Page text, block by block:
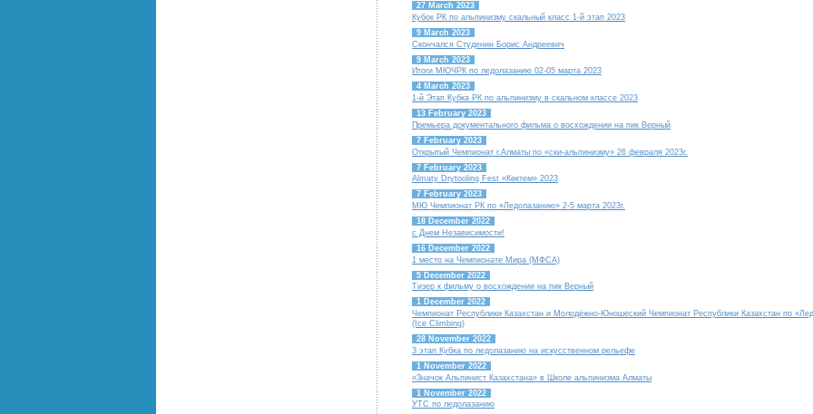
27 March 2023
Кубок РК по альпинизму скальный класс 1-й этап 2023
9 March 2023
Скончался Студенин Борис Андреевич
9 March 2023
Итоги МЮЧРК по ледолазанию 02-05 марта 2023
4 March 2023
1-й Этап Кубка РК по альпинизму в скальном классе 2023
13 February 2023
Премьера документального фильма о восхождении на пик Верный
7 February 2023
Открытый Чемпионат г.Алматы по «ски-альпинизму» 26 февраля 2023г.
7 February 2023
Almaty Drytooling Fest «Көктем» 2023
7 February 2023
МЮ Чемпионат РК по «Ледолазанию» 2-5 марта 2023г.
18 December 2022
с Днем Независимости!
16 December 2022
1 место на Чемпионате Мира (МФСА)
5 December 2022
Тизер к фильму о восхождении на пик Верный
1 December 2022
Чемпионат Республики Казахстан и Молодёжно-Юношеский Чемпионат Республики Казахстан по
(Ice Climbing)
28 November 2022
3 этап Кубка по ледолазанию на искусственном рельефе
1 November 2022
«Значок Альпинист Казахстана» в Школе альпинизма Алматы
1 November 2022
УТС по ледолазанию